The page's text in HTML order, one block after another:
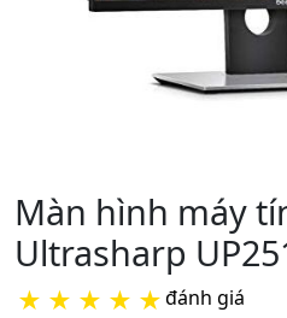
Màn hình máy
Ultrasharp
★ ★ ★ ★ ★đánh giá